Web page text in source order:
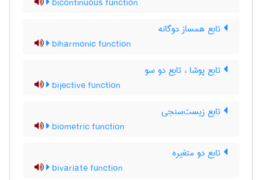
تابع همساز دوگانه
biharmonic function
تابع پوشا ، تابع دو سو
bijective function
تابع زیست‌سنجی
biometric function
تابع دو متغیره
bivariate function